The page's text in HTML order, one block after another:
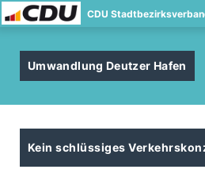
CDU
Umwandlung Deutzer Hafen
Kein schlüssiges